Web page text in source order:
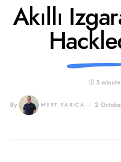
Akıllı
5
By MERT SARICA 2